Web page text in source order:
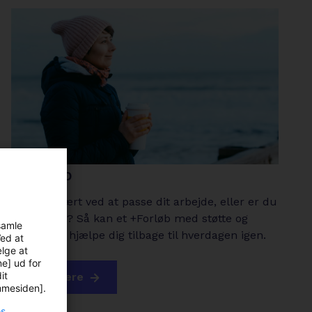
+Forløb
Har du svært ved at passe dit arbejde, eller er du
sygemeldt? Så kan et +Forløb med støtte og
vejledning hjælpe dig tilbage til hverdagen igen.
Læs mere arrow-
right
at
at
ud for